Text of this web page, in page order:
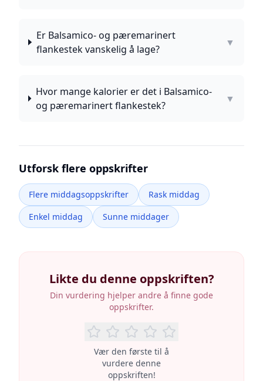
Er Balsamico- og pæremarinert
flankestek vanskelig å lage?
▼
Hvor mange kalorier er det i Balsamico-
og pæremarinert flankestek?
▼
Utforsk flere oppskrifter
Flere middagsoppskrifter
Rask middag
Enkel middag
Sunne middager
Likte du denne oppskriften?
Din vurdering hjelper andre å finne gode
oppskrifter.
Vær den første til å
vurdere denne
oppskriften!